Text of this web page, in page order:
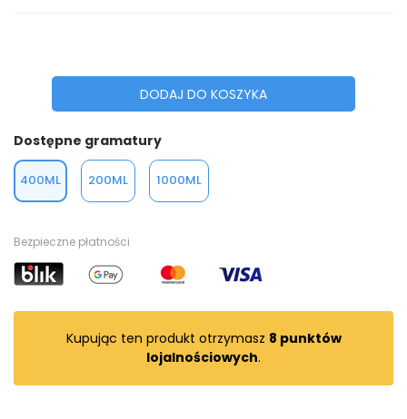
DODAJ DO KOSZYKA
Dostępne gramatury
400ML 200ML 1000ML
Bezpieczne płatności
Kupując ten produkt otrzymasz 8 punktów
lojalnościowych.